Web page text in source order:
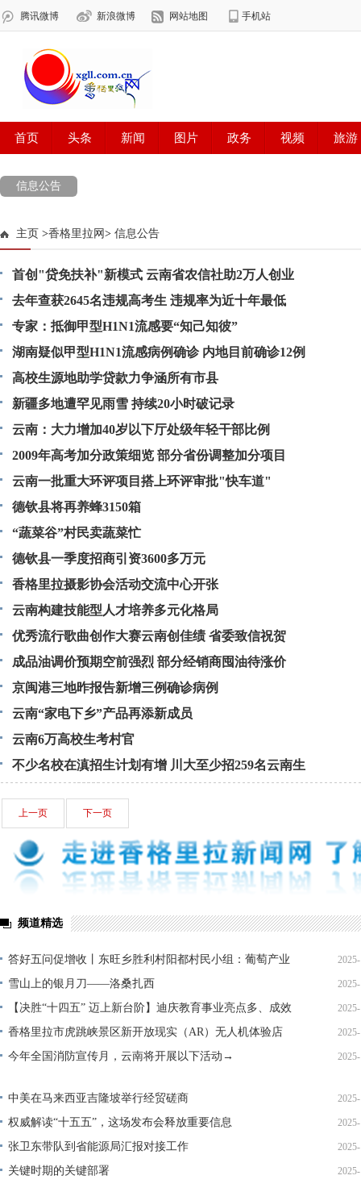
信息公告
主页 >香格里拉网 > 信息公告
首创"贷免扶补"新模式 云南省农信社助2万人创业
去年查获2645名违规高考生 违规率为近十年最低
专家：抵御甲型H1N1流感要“知己知彼”
湖南疑似甲型H1N1流感病例确诊 内地目前确诊12例
高校生源地助学贷款力争涵所有市县
新疆多地遭罕见雨雪 持续20小时破记录
云南：大力增加40岁以下厅处级年轻干部比例
2009年高考加分政策细览 部分省份调整加分项目
云南一批重大环评项目搭上环评审批"快车道"
德钦县将再养蜂3150箱
“蔬菜谷”村民卖蔬菜忙
德钦县一季度招商引资3600多万元
香格里拉摄影协会活动交流中心开张
云南构建技能型人才培养多元化格局
优秀流行歌曲创作大赛云南创佳绩 省委致信祝贺
成品油调价预期空前强烈 部分经销商囤油待涨价
京闽港三地昨报告新增三例确诊病例
云南“家电下乡”产品再添新成员
云南6万高校生考村官
不少名校在滇招生计划有增 川大至少招259名云南生
上一页 下一页
频道精选
答好五问促增收丨东旺乡胜利村阳都村民小组：葡萄产业
铺就“甜蜜”增收路
雪山上的银月刀——洛桑扎西
【决胜“十四五” 迈上新台阶】迪庆教育事业亮点多、成效
显——培根铸魂育桃李
香格里拉市虎跳峡景区新开放现实（AR）无人机体验店
今年全国消防宣传月，云南将开展以下活动→
中美在马来西亚吉隆坡举行经贸磋商
权威解读“十五五”，这场发布会释放重要信息
张卫东带队到省能源局汇报对接工作
关键时期的关键部署